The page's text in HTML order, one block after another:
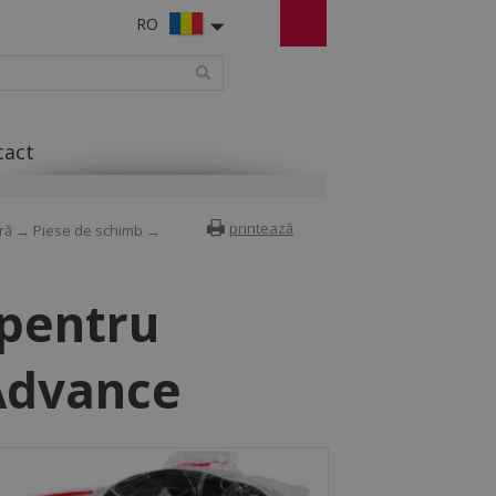
RO
printează
→ Piese de schimb →